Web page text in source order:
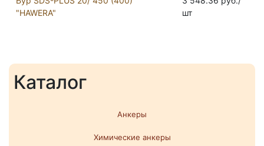
Каталог
Анкеры
Химические анкеры
"HAWERA"
шт